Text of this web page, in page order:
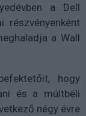
a Dell
a Wall
hogy
és a múltbéli
négy évre